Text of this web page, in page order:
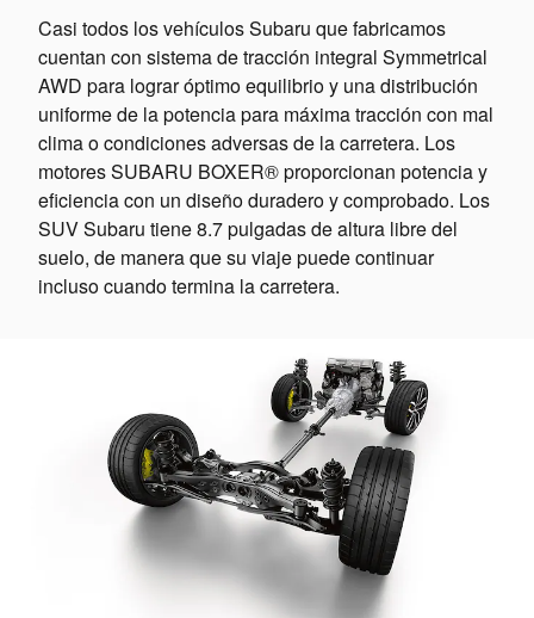
Casi todos los vehículos Subaru que fabricamos
cuentan con sistema de tracción integral Symmetrical
AWD para lograr óptimo equilibrio y una distribución
uniforme de la potencia para máxima tracción con mal
clima o condiciones adversas de la carretera. Los
motores SUBARU BOXER® proporcionan potencia y
eficiencia con un diseño duradero y comprobado. Los
SUV Subaru tiene 8.7 pulgadas de altura libre del
suelo, de manera que su viaje puede continuar
incluso cuando termina la carretera.